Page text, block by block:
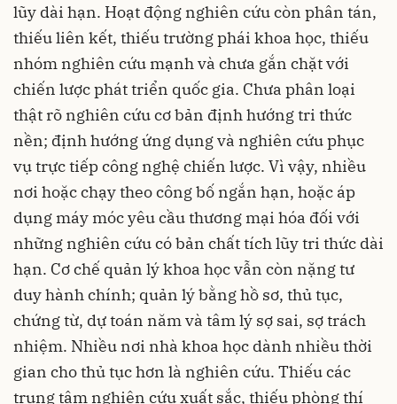
lũy dài hạn. Hoạt động nghiên cứu còn phân tán,
thiếu liên kết, thiếu trường phái khoa học, thiếu
nhóm nghiên cứu mạnh và chưa gắn chặt với
chiến lược phát triển quốc gia. Chưa phân loại
thật rõ nghiên cứu cơ bản định hướng tri thức
nền; định hướng ứng dụng và nghiên cứu phục
vụ trực tiếp công nghệ chiến lược. Vì vậy, nhiều
nơi hoặc chạy theo công bố ngắn hạn, hoặc áp
dụng máy móc yêu cầu thương mại hóa đối với
những nghiên cứu có bản chất tích lũy tri thức dài
hạn. Cơ chế quản lý khoa học vẫn còn nặng tư
duy hành chính; quản lý bằng hồ sơ, thủ tục,
chứng từ, dự toán năm và tâm lý sợ sai, sợ trách
nhiệm. Nhiều nơi nhà khoa học dành nhiều thời
gian cho thủ tục hơn là nghiên cứu. Thiếu các
trung tâm nghiên cứu xuất sắc, thiếu phòng thí